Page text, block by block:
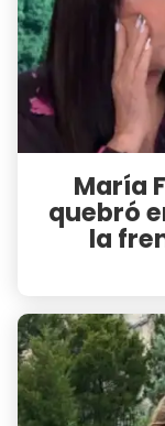
María
quebró
la